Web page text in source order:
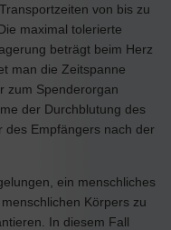
von bis zu
maximal tolerierte
beträgt beim Herz
man die Zeitspanne
zum Spenderorgan
der Durchblutung des
des Empfängers nach der
ein menschliches
Körpers zu
In diesem Fall